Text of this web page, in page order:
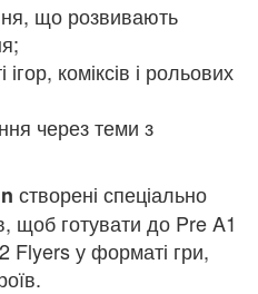
що розвивають
коміксів і рольових
через теми з
створені спеціально
щоб готувати до Pre A1
Flyers у форматі гри,